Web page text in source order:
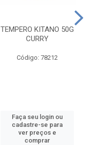
TEMPERO KITANO 50G
CURRY
Código: 78212
Faça seu login ou
cadastre-se para
ver preços e
comprar